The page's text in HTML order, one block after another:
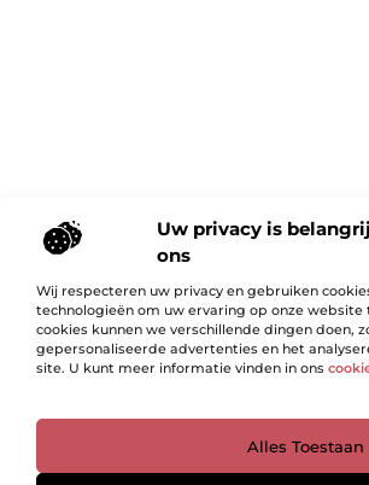
Uw privacy is
ons
Wij respecteren uw privacy en gebruiken
technologieën om uw ervaring op onze
cookies kunnen we verschillende dingen doen,
gepersonaliseerde advertenties en het
site. U kunt meer informatie vinden in ons
Alles Toestaan